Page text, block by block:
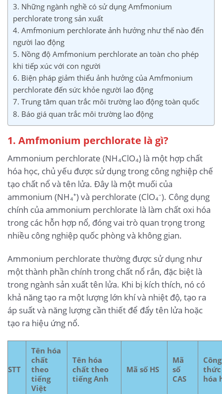
3. Những ngành nghề có sử dụng Amfmonium
perchlorate trong sản xuất
4. Amfmonium perchlorate ảnh hưởng như thế nào đến
người lao động
5. Nồng độ Amfmonium perchlorate an toàn cho phép
khi tiếp xúc với con người
6. Biện pháp giảm thiểu ảnh hưởng của Amfmonium
perchlorate đến sức khỏe người lao động
7. Trung tâm quan trắc môi trường lao động toàn quốc
8. Báo giá quan trắc môi trường lao động
1. Amfmonium perchlorate là gì?
Ammonium perchlorate (NH₄ClO₄) là một hợp chất
hóa học, chủ yếu được sử dụng trong công nghiệp chế
tạo chất nổ và tên lửa. Đây là một muối của
ammonium (NH₄⁺) và perchlorate (ClO₄⁻). Công dụng
chính của ammonium perchlorate là làm chất oxi hóa
trong các hỗn hợp nổ, đóng vai trò quan trọng trong
nhiều công nghiệp quốc phòng và không gian.
Ammonium perchlorate thường được sử dụng như
một thành phần chính trong chất nổ rắn, đặc biệt là
trong ngành sản xuất tên lửa. Khi bị kích thích, nó có
khả năng tạo ra một lượng lớn khí và nhiệt độ, tạo ra
áp suất và năng lượng cần thiết để đẩy tên lửa hoặc
tạo ra hiệu ứng nổ.
STT
Tên hóa
chất
theo
tiếng
Việt
Tên hóa
chất theo
tiếng Anh
Mã số HS
Mã
số
CAS
Công
thức
hóa